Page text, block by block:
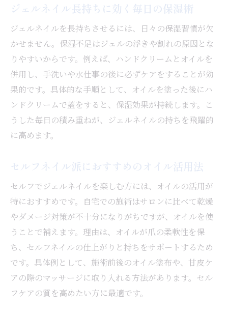
ジェルネイル長持ちに効く毎日の保湿術
ジェルネイルを長持ちさせるには、日々の保湿習慣が欠
かせません。保湿不足はジェルの浮きや割れの原因とな
りやすいからです。例えば、ハンドクリームとオイルを
併用し、手洗いや水仕事の後に必ずケアをすることが効
果的です。具体的な手順として、オイルを塗った後にハ
ンドクリームで蓋をすると、保湿効果が持続します。こ
うした毎日の積み重ねが、ジェルネイルの持ちを飛躍的
に高めます。
セルフネイル派におすすめのオイル活用法
セルフでジェルネイルを楽しむ方には、オイルの活用が
特におすすめです。自宅での施術はサロンに比べて乾燥
やダメージ対策が不十分になりがちですが、オイルを使
うことで補えます。理由は、オイルが爪の柔軟性を保
ち、セルフネイルの仕上がりと持ちをサポートするため
です。具体例として、施術前後のオイル塗布や、甘皮ケ
アの際のマッサージに取り入れる方法があります。セル
フケアの質を高めたい方に最適です。